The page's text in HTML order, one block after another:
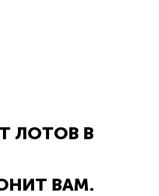
ЛОТОВ В
ВАМ.